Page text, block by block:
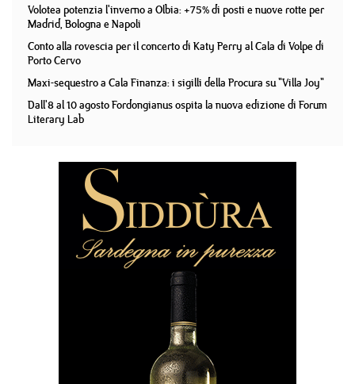
Volotea potenzia l'inverno a Olbia: +75% di posti e nuove rotte per
Madrid, Bologna e Napoli
Conto alla rovescia per il concerto di Katy Perry al Cala di Volpe di
Porto Cervo
Maxi-sequestro a Cala Finanza: i sigilli della Procura su "Villa Joy"
Dall'8 al 10 agosto Fordongianus ospita la nuova edizione di Forum
Literary Lab